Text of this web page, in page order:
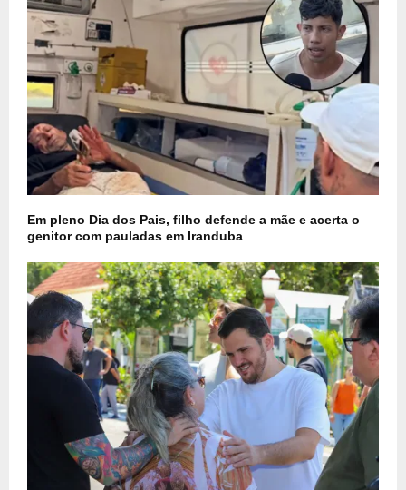
Em pleno Dia dos Pais, filho defende a mãe e acerta o
genitor com pauladas em Iranduba